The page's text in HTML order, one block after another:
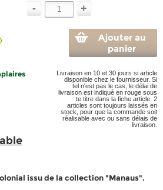
- +
Ajouter au
panier
Livraison en 10 et 30 jours si article
disponible chez le fournisseur. Si
tel n'est pas le cas, le délai de
livraison est indiqué en rouge sous
te titre dans la fiche article. 2
articles sont toujours laissés en
stock, pour que la commande soit
réalisable avec ou sans délais de
livraison.
issu de la collection "Manaus".